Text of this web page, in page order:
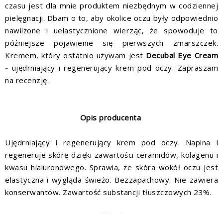
czasu jest dla mnie produktem niezbędnym w codziennej
pielęgnacji. Dbam o to, aby okolice oczu były odpowiednio
nawilżone i uelastycznione wierząc, że spowoduje to
późniejsze pojawienie się pierwszych zmarszczek.
Kremem, który ostatnio używam jest Decubal Eye Cream
- ujędrniający i regenerujący krem pod oczy. Zapraszam
na recenzję.
Opis producenta
Ujędrniający i regenerujący krem pod oczy. Napina i
regeneruje skórę dzięki zawartości ceramidów, kolagenu i
kwasu hialuronowego. Sprawia, że skóra wokół oczu jest
elastyczna i wygląda świeżo. Bezzapachowy. Nie zawiera
konserwantów. Zawartość substancji tłuszczowych 23%.